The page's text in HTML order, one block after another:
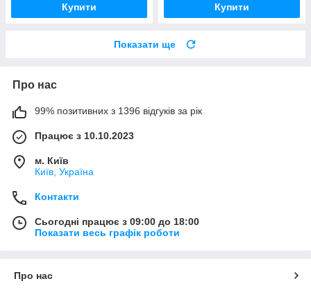
Купити Купити
Показати ще
Про нас
99% позитивних з 1396 відгуків за рік
Працює з 10.10.2023
м. Київ
Київ, Україна
Контакти
Сьогодні працює з 09:00 до 18:00
Показати весь графік роботи
Про нас